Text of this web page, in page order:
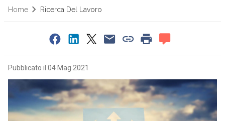
Home Ricerca Del Lavoro
Pubblicato il 04 Mag 2021